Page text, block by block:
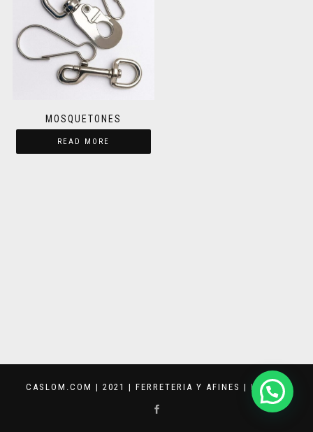
MOSQUETONES
READ MORE
CASLOM.COM | 2021 | FERRETERIA Y AFINES | KEVVAR